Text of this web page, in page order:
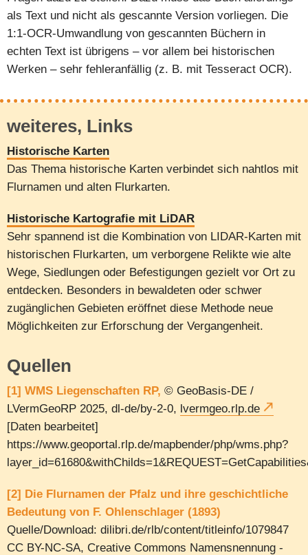
als Text und nicht als gescannte Version vorliegen. Die
1:1-OCR-Umwandlung von gescannten Büchern in
echten Text ist übrigens – vor allem bei historischen
Werken – sehr fehleranfällig (z. B. mit Tesseract OCR).
weiteres, Links
Historische Karten
Das Thema historische Karten verbindet sich nahtlos mit
Flurnamen und alten Flurkarten.
Historische Kartografie mit LiDAR
Sehr spannend ist die Kombination von LIDAR-Karten mit
historischen Flurkarten, um verborgene Relikte wie alte
Wege, Siedlungen oder Befestigungen gezielt vor Ort zu
entdecken. Besonders in bewaldeten oder schwer
zugänglichen Gebieten eröffnet diese Methode neue
Möglichkeiten zur Erforschung der Vergangenheit.
Quellen
[1] WMS Liegenschaften RP, © GeoBasis-DE /
LVermGeoRP 2025, dl-de/by-2-0, lvermgeo.rlp.de
[Daten bearbeitet]
https://www.geoportal.rlp.de/mapbender/php/wms.php?
[2] Die Flurnamen der Pfalz und ihre geschichtliche
Bedeutung von F. Ohlenschlager (1893)
Quelle/Download: dilibri.de/rlb/content/titleinfo/1079847
CC BY-NC-SA, Creative Commons Namensnennung -